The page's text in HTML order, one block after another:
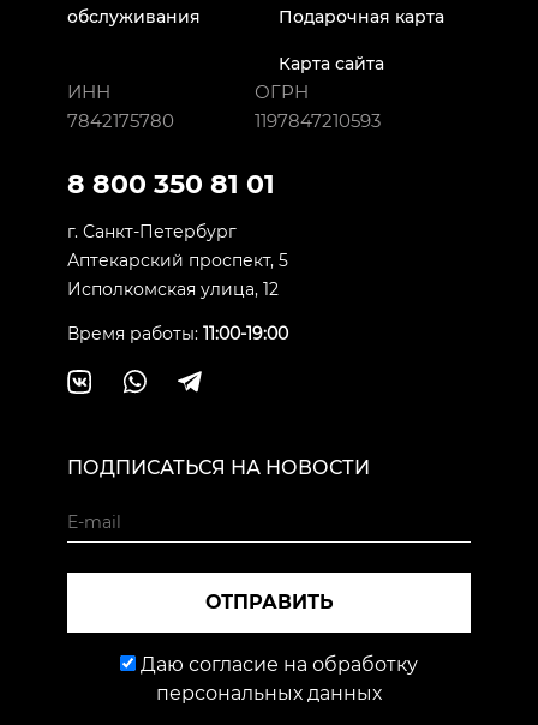
обслуживания
Подарочная карта
Карта сайта
ИНН
7842175780
ОГРН
1197847210593
8 800 350 81 01
г. Санкт-Петербург
Аптекарский проспект, 5
Исполкомская улица, 12
Время работы: 11:00-19:00
ПОДПИСАТЬСЯ НА НОВОСТИ
ОТПРАВИТЬ
Даю согласие на обработку
персональных данных